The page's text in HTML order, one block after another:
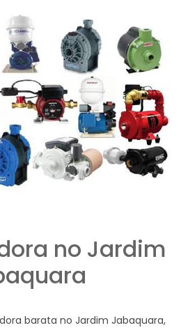
no Jardim
barata no Jardim Jabaquara,